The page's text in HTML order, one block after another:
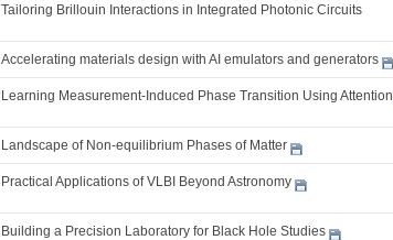
Tailoring Brillouin Interactions in Integrated Photonic Circuits
Accelerating materials design with AI emulators and generators
Learning Measurement-Induced Phase Transition Using Attention
Landscape of Non-equilibrium Phases of Matter
Practical Applications of VLBI Beyond Astronomy
Building a Precision Laboratory for Black Hole Studies